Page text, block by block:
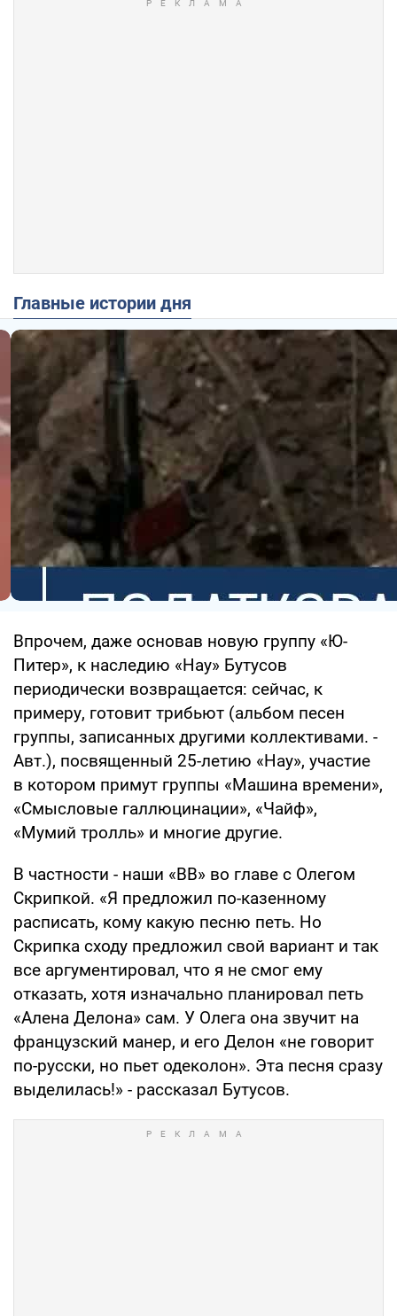
Главные истории дня
Впрочем, даже основав новую группу «Ю-
Питер», к наследию «Нау» Бутусов
периодически возвращается: сейчас, к
примеру, готовит трибьют (альбом песен
группы, записанных другими коллективами. -
Авт.), посвященный 25-летию «Нау», участие
в котором примут группы «Машина времени»,
«Смысловые галлюцинации», «Чайф»,
«Мумий тролль» и многие другие.
В частности - наши «ВВ» во главе с Олегом
Скрипкой. «Я предложил по-казенному
расписать, кому какую песню петь. Но
Скрипка сходу предложил свой вариант и так
все аргументировал, что я не смог ему
отказать, хотя изначально планировал петь
«Алена Делона» сам. У Олега она звучит на
французский манер, и его Делон «не говорит
по-русски, но пьет одеколон». Эта песня сразу
выделилась!» - рассказал Бутусов.